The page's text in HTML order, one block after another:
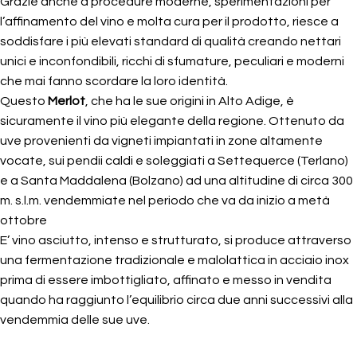
l’affinamento del vino e molta cura per il prodotto, riesce a
soddisfare i più elevati standard di qualità creando nettari
unici e inconfondibili, ricchi di sfumature, peculiari e moderni
che mai fanno scordare la loro identità.
Questo Merlot , che ha le sue origini in Alto Adige, è
sicuramente il vino più elegante della regione. Ottenuto da
uve provenienti da vigneti impiantati in zone altamente
vocate, sui pendii caldi e soleggiati a Settequerce (Terlano)
e a Santa Maddalena (Bolzano) ad una altitudine di circa 300
m. s.l.m. vendemmiate nel periodo che va da inizio a metà
ottobre
E’ vino asciutto, intenso e strutturato, si produce attraverso
una fermentazione tradizionale e malolattica in acciaio inox
prima di essere imbottigliato, affinato e messo in vendita
quando ha raggiunto l’equilibrio circa due anni successivi alla
vendemmia delle sue uve.